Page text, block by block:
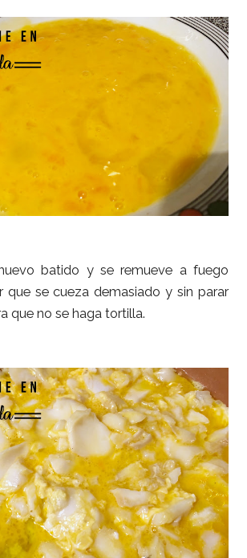
batido y se remueve a fuego
que se cueza demasiado y sin parar
que no se haga tortilla.